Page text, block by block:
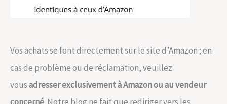
Vos achats se font directement sur le site d’Amazon ; en
cas de problème ou de réclamation, veuillez
vousadresser exclusivement à Amazon ou au vendeur